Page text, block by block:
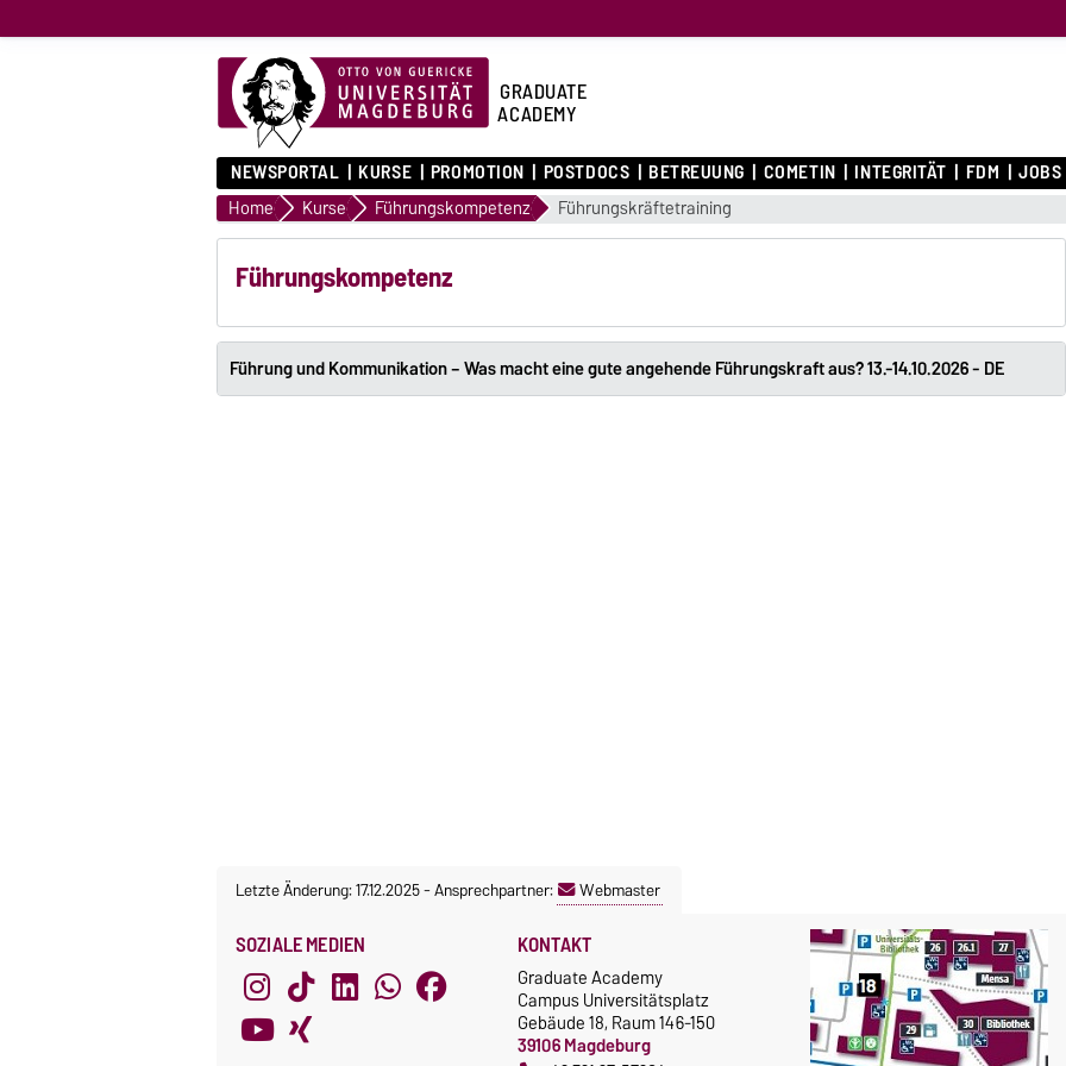
GRADUATE
ACADEMY
NEWSPORTAL KURSE PROMOTION POSTDOCS BETREUUNG COMETIN INTEGRITÄT FDM JOBS
Home Kurse Führungskompetenz Führungskräftetraining
Führungskompetenz
Führung und Kommunikation – Was macht eine gute angehende Führungskraft aus? 13.-14.10.2026 - DE
Letzte Änderung: 17.12.2025-Ansprechpartner: Webmaster
SOZIALE MEDIEN KONTAKT
Graduate Academy
Campus Universitätsplatz
Gebäude 18, Raum 146-150
39106 Magdeburg